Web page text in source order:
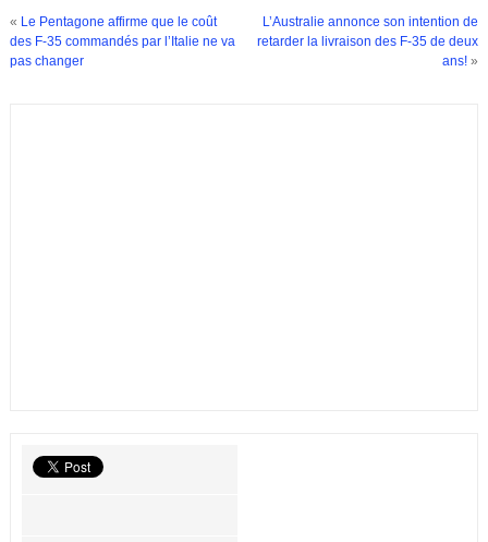
« Le Pentagone affirme que le coût
des F-35 commandés par l’Italie ne va
pas changer
L’Australie annonce son intention de
retarder la livraison des F-35 de deux
ans! »